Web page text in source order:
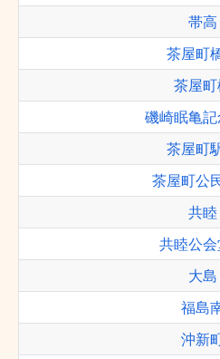
帯高
茶屋町
茶屋町
磯崎眠亀
茶屋町
茶屋町公
共睦
共睦公
大島
福島
沖新